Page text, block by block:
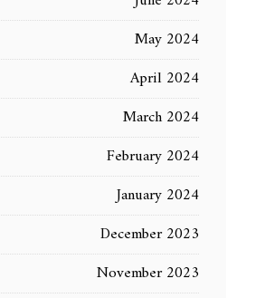
May 2024
April 2024
March 2024
February 2024
January 2024
December 2023
November 2023